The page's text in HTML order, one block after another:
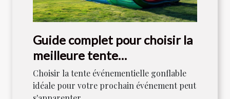
Guide complet pour choisir la
meilleure tente
événementielle gonflable
Choisir la tente événementielle gonflable
idéale pour votre prochain événement peut